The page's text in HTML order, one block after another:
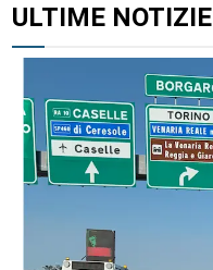
ULTIME NOTIZIE